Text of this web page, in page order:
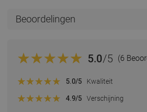
Beoordelingen
5.0/5 (6
5.0/5 Kwaliteit
4.9/5 Verschijning